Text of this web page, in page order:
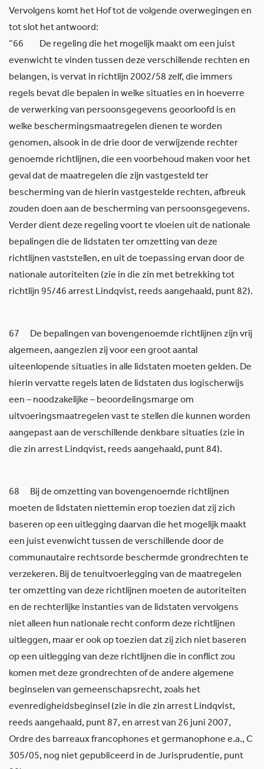
Vervolgens komt het Hof tot de volgende overwegingen en
tot slot het antwoord:
“66 De regeling die het mogelijk maakt om een juist
evenwicht te vinden tussen deze verschillende rechten en
belangen, is vervat in richtlijn 2002/58 zelf, die immers
regels bevat die bepalen in welke situaties en in hoeverre
de verwerking van persoonsgegevens geoorloofd is en
welke beschermingsmaatregelen dienen te worden
genomen, alsook in de drie door de verwijzende rechter
genoemde richtlijnen, die een voorbehoud maken voor het
geval dat de maatregelen die zijn vastgesteld ter
bescherming van de hierin vastgestelde rechten, afbreuk
zouden doen aan de bescherming van persoonsgegevens.
Verder dient deze regeling voort te vloeien uit de nationale
bepalingen die de lidstaten ter omzetting van deze
richtlijnen vaststellen, en uit de toepassing ervan door de
nationale autoriteiten (zie in die zin met betrekking tot
richtlijn 95/46 arrest Lindqvist, reeds aangehaald, punt 82).
67 De bepalingen van bovengenoemde richtlijnen zijn vrij
algemeen, aangezien zij voor een groot aantal
uiteenlopende situaties in alle lidstaten moeten gelden. De
hierin vervatte regels laten de lidstaten dus logischerwijs
een – noodzakelijke – beoordelingsmarge om
uitvoeringsmaatregelen vast te stellen die kunnen worden
aangepast aan de verschillende denkbare situaties (zie in
die zin arrest Lindqvist, reeds aangehaald, punt 84).
68 Bij de omzetting van bovengenoemde richtlijnen
moeten de lidstaten niettemin erop toezien dat zij zich
baseren op een uitlegging daarvan die het mogelijk maakt
een juist evenwicht tussen de verschillende door de
communautaire rechtsorde beschermde grondrechten te
verzekeren. Bij de tenuitvoerlegging van de maatregelen
ter omzetting van deze richtlijnen moeten de autoriteiten
en de rechterlijke instanties van de lidstaten vervolgens
niet alleen hun nationale recht conform deze richtlijnen
uitleggen, maar er ook op toezien dat zij zich niet baseren
op een uitlegging van deze richtlijnen die in conflict zou
komen met deze grondrechten of de andere algemene
beginselen van gemeenschapsrecht, zoals het
evenredigheidsbeginsel (zie in die zin arrest Lindqvist,
reeds aangehaald, punt 87, en arrest van 26 juni 2007,
Ordre des barreaux francophones et germanophone e.a., C
305/05, nog niet gepubliceerd in de Jurisprudentie, punt